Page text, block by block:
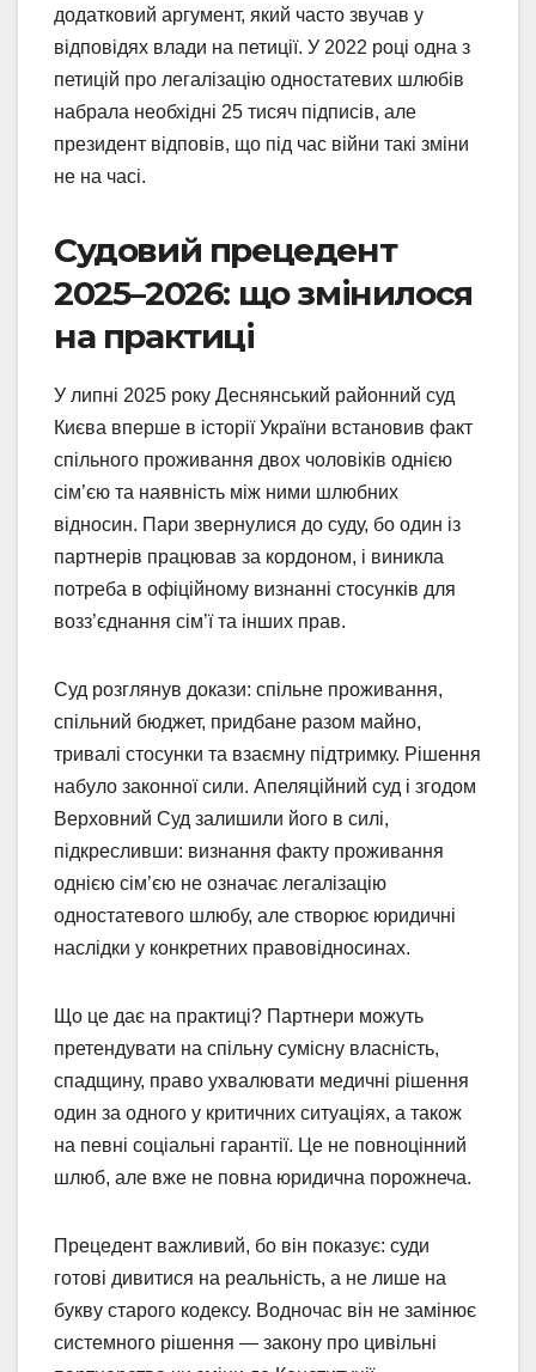
додатковий аргумент, який часто звучав у
відповідях влади на петиції. У 2022 році одна з
петицій про легалізацію одностатевих шлюбів
набрала необхідні 25 тисяч підписів, але
президент відповів, що під час війни такі зміни
не на часі.
Судовий прецедент
2025–2026: що змінилося
на практиці
У липні 2025 року Деснянський районний суд
Києва вперше в історії України встановив факт
спільного проживання двох чоловіків однією
сім’єю та наявність між ними шлюбних
відносин. Пари звернулися до суду, бо один із
партнерів працював за кордоном, і виникла
потреба в офіційному визнанні стосунків для
возз’єднання сім’ї та інших прав.
Суд розглянув докази: спільне проживання,
спільний бюджет, придбане разом майно,
тривалі стосунки та взаємну підтримку. Рішення
набуло законної сили. Апеляційний суд і згодом
Верховний Суд залишили його в силі,
підкресливши: визнання факту проживання
однією сім’єю не означає легалізацію
одностатевого шлюбу, але створює юридичні
наслідки у конкретних правовідносинах.
Що це дає на практиці? Партнери можуть
претендувати на спільну сумісну власність,
спадщину, право ухвалювати медичні рішення
один за одного у критичних ситуаціях, а також
на певні соціальні гарантії. Це не повноцінний
шлюб, але вже не повна юридична порожнеча.
Прецедент важливий, бо він показує: суди
готові дивитися на реальність, а не лише на
букву старого кодексу. Водночас він не замінює
системного рішення — закону про цивільні